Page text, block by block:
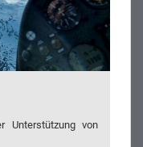
Unterstützung von